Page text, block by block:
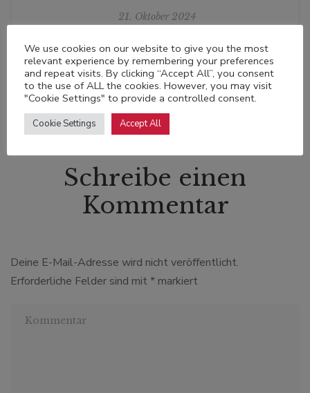
21. Oktober 2024
Besprechung von Maria Lazars "Viermal ICH" in der Schweizer WELTWOCHE
Schreibe einen
Kommentar
Deine E-Mail-Adresse wird nicht veröffentlicht.
Erforderliche Felder sind mit * markiert
We use cookies on our website to give you the most
relevant experience by remembering your preferences
and repeat visits. By clicking “Accept All”, you consent
to the use of ALL the cookies. However, you may visit
"Cookie Settings" to provide a controlled consent.
Cookie Settings Accept All